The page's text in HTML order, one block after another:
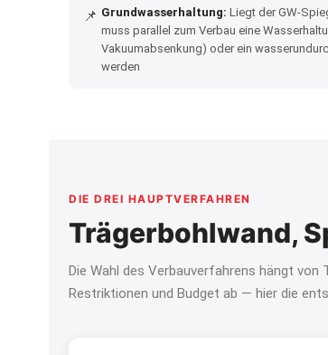
📌 Grundwasserhaltung: Liegt der GW-
muss parallel zum Verbau eine
Vakuumabsenkung) oder ein
werden
DIE DREI HAUPTVERFAHREN
Trägerbohlwand,
Die Wahl des Verbauverfahrens hängt von
Restriktionen und Budget ab — hier die